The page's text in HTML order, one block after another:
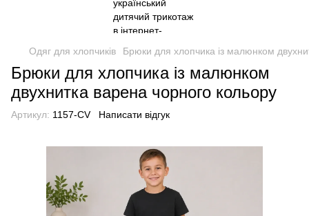
Одяг для хлопчиків Брюки для хлопчика із малюнком
Брюки для хлопчика із малюнком
двухнитка варена чорного кольору
Артикул: 1157-CV Написати відгук